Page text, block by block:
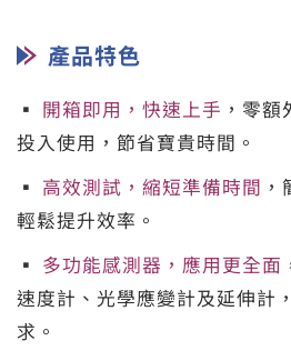
產品特色
▪ 開箱即用，快速上手 ，零
投入使用，節省寶貴時間。
▪ 高效測試，縮短準備時間
輕鬆提升效率。
▪ 多功能感測器，應用更全面
速度計、光學應變計及延伸計
求。